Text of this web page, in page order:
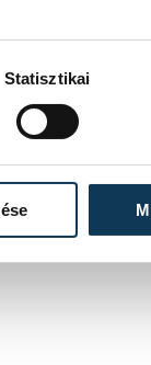
Statisztikai